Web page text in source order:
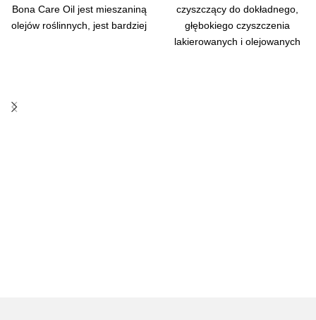
Bona Care Oil jest mieszaniną
olejów roślinnych, jest bardziej
czyszczący do dokładnego,
głębokiego czyszczenia
lakierowanych i olejowanych